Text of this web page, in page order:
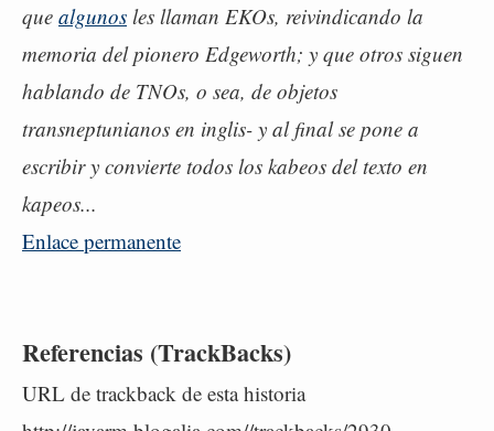
que algunos les llaman EKOs, reivindicando la
memoria del pionero Edgeworth; y que otros siguen
hablando de TNOs, o sea, de objetos
transneptunianos en inglis- y al final se pone a
escribir y convierte todos los kabeos del texto en
kapeos...
Enlace permanente
Referencias (TrackBacks)
URL de trackback de esta historia